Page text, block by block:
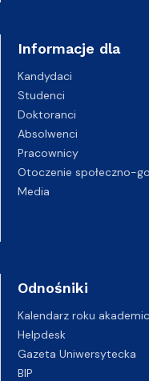
Informacje dla
Kandydaci
Studenci
Doktoranci
Absolwenci
Pracownicy
Otoczenie społeczno-
Media
Odnośniki
Kalendarz roku
Helpdesk
Gazeta Uniwersytecka
BIP